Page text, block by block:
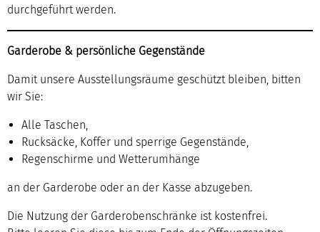
durchgeführt werden.
Garderobe & persönliche Gegenstände
Damit unsere Ausstellungsräume geschützt bleiben, bitten
wir Sie:
Alle Taschen,
Rucksäcke, Koffer und sperrige Gegenstände,
Regenschirme und Wetterumhänge
an der Garderobe oder an der Kasse abzugeben.
Die Nutzung der Garderobenschränke ist kostenfrei.